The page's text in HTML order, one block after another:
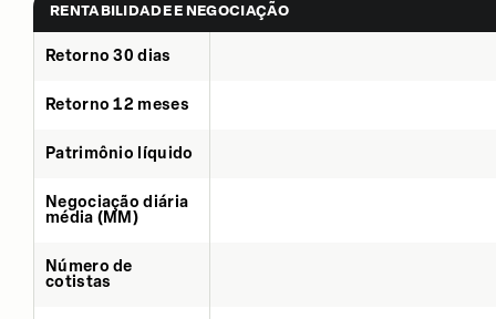
RENTABILIDADE E NEGOCIAÇÃO
Retorno 30 dias
Retorno 12 meses
Patrimônio líquido
Negociação diária
média (MM)
Número de
cotistas